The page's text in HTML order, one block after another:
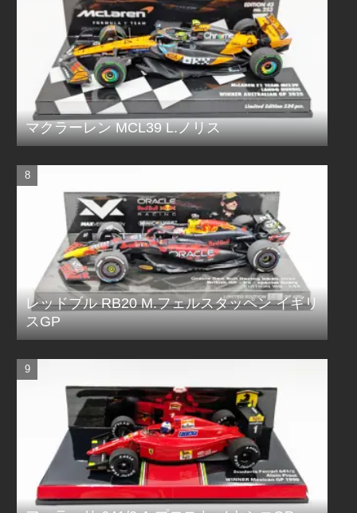
マクラーレン MCL39 L.ノリス
レッドブル RB20 M.フェルスタッペン イギリ
スGP